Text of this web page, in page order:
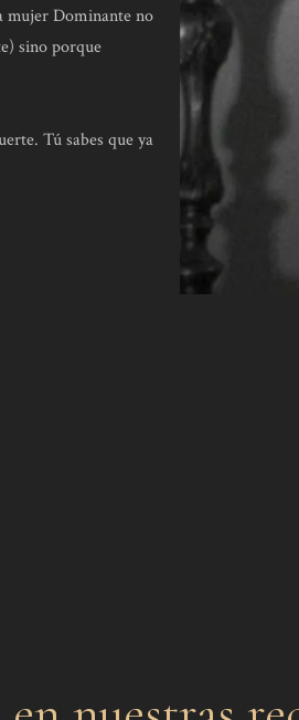
mujer Dominante no
sino porque
Tú sabes que ya